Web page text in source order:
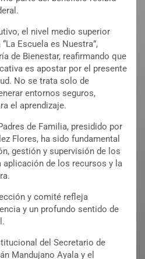
el nivel medio superior
Escuela es Nuestra”,
de Bienestar, reafirmando que
es apostar por el presente
No se trata solo de
entornos seguros,
el aprendizaje.
de Familia, presidido por
Flores, ha sido fundamental
gestión y supervisión de los
aplicación de los recursos y la
y comité refleja
y un profundo sentido de
del Secretario de
Mandujano Ayala y el